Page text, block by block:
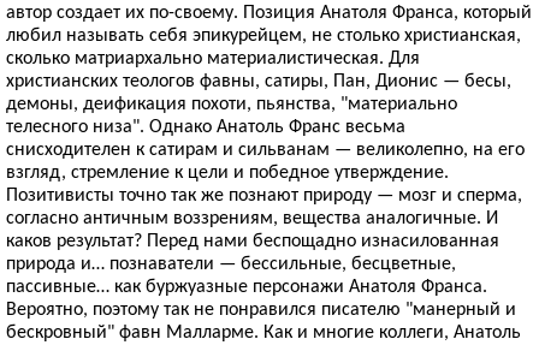
автор создает их по-своему. Позиция Анатоля Франса, который
любил называть себя эпикурейцем, не столько христианская,
сколько матриархально материалистическая. Для
христианских теологов фавны, сатиры, Пан, Дионис — бесы,
демоны, деификация похоти, пьянства, "материально
телесного низа". Однако Анатоль Франс весьма
снисходителен к сатирам и сильванам — великолепно, на его
взгляд, стремление к цели и победное утверждение.
Позитивисты точно так же познают природу — мозг и сперма,
согласно античным воззрениям, вещества аналогичные. И
каков результат? Перед нами беспощадно изнасилованная
природа и… познаватели — бессильные, бесцветные,
пассивные… как буржуазные персонажи Анатоля Франса.
Вероятно, поэтому так не понравился писателю "манерный и
бескровный" фавн Малларме. Как и многие коллеги, Анатоль